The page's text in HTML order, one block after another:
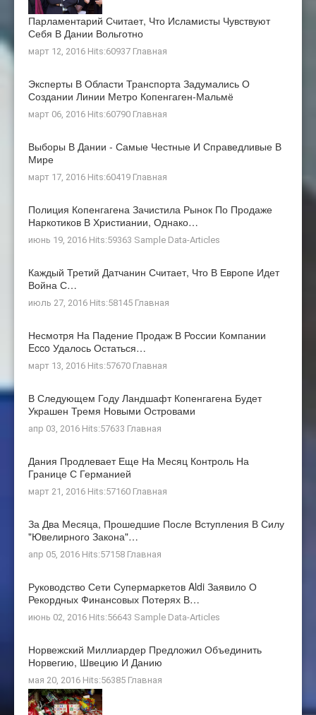
Парламентарий Считает, Что Исламисты Чувствуют
Себя В Дании Вольготно
март 12, 2016 Hits:60937 Главная
Эксперты В Области Транспорта Задумались О
Создании Линии Метро Копенгаген-Мальмё
март 06, 2016 Hits:60790 Главная
Выборы В Дании - Самые Честные И Справедливые В
Мире
март 17, 2016 Hits:60419 Главная
Полиция Копенгагена Зачистила Рынок По Продаже
Наркотиков В Христиании, Однако…
июнь 19, 2016 Hits:59363 Sample Data-Articles
Каждый Третий Датчанин Считает, Что В Европе Идет
Война С…
июль 27, 2016 Hits:58145 Главная
Несмотря На Падение Продаж В России Компании
Ecco Удалось Остаться…
март 13, 2016 Hits:57670 Главная
В Следующем Году Ландшафт Копенгагена Будет
Украшен Тремя Новыми Островами
апр 03, 2016 Hits:57633 Главная
Дания Продлевает Еще На Месяц Контроль На
Границе С Германией
март 21, 2016 Hits:57160 Главная
За Два Месяца, Прошедшие После Вступления В Силу
"ювелирного Закона"…
апр 05, 2016 Hits:57158 Главная
Руководство Сети Супермаркетов Aldi Заявило О
Рекордных Финансовых Потерях В…
июнь 02, 2016 Hits:56643 Sample Data-Articles
Норвежский Миллиардер Предложил Объединить
Норвегию, Швецию И Данию
мая 20, 2016 Hits:56385 Главная